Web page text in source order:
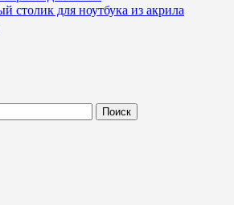
столик для ноутбука из акрила
Поиск